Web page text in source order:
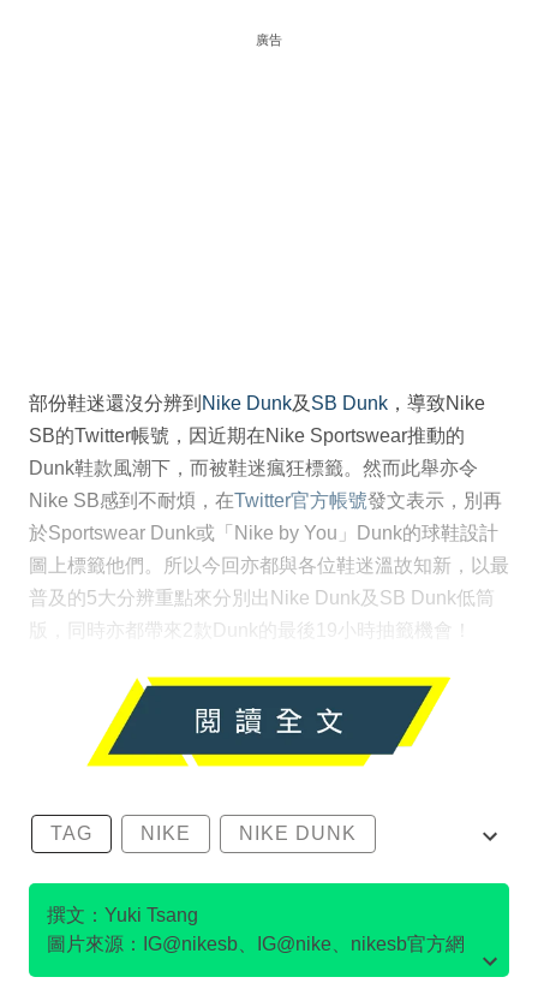
廣告
部份鞋迷還沒分辨到 Nike Dunk及 SB Dunk ，導致Nike
SB的Twitter帳號，因近期在Nike Sportswear推動的
Dunk鞋款風潮下，而被鞋迷瘋狂標籤。然而此舉亦令
Nike SB感到不耐煩，在Twitter官方帳號發文表示，別再
於Sportswear Dunk或「Nike by You」Dunk的球鞋設計
圖上標籤他們。所以今回亦都與各位鞋迷溫故知新，以最
普及的5大分辨重點來分別出Nike Dunk及SB Dunk低筒
版，同時亦都帶來2款Dunk的最後19小時抽籤機會！
TAG NIKE NIKE DUNK
SB DUNK
撰文：Yuki Tsang
圖片來源：IG@nikesb、IG@nike、nikesb官方網
站、Twitter@nikesb截圖、nike官方網站、